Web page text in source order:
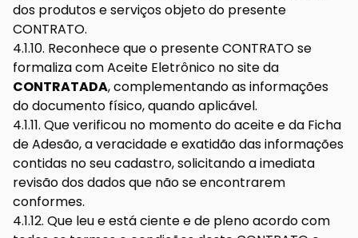
dos produtos e serviços objeto do presente
CONTRATO.
4.1.10. Reconhece que o presente CONTRATO se
formaliza com Aceite Eletrônico no site da
CONTRATADA, complementando as informações
do documento físico, quando aplicável.
4.1.11. Que verificou no momento do aceite e da Ficha
de Adesão, a veracidade e exatidão das informações
contidas no seu cadastro, solicitando a imediata
revisão dos dados que não se encontrarem
conformes.
4.1.12. Que leu e está ciente e de pleno acordo com